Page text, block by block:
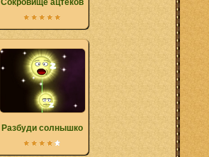
Сокровище ацтеков
Разбуди солнышко